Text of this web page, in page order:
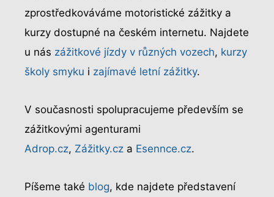
zprostředkováváme motoristické zážitky a
kurzy dostupné na českém internetu. Najdete
u nás zážitkové jízdy v různých vozech, kurzy
školy smyku i zajímavé letní zážitky.
V současnosti spolupracujeme především se
zážitkovými agenturami
Adrop.cz, Zážitky.cz a Esennce.cz.
Píšeme také blog, kde najdete představení